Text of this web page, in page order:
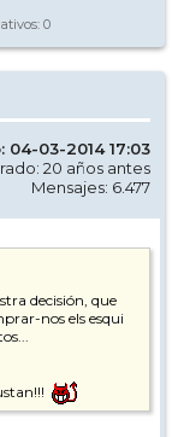
0
04-03-2014 17:03
20 años antes
Mensajes: 6.477
decisión, que
nos els esqui